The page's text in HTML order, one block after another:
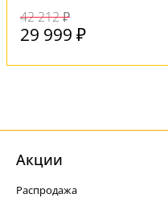
42 212 ₽
29 999 ₽
Акции
Распродажа